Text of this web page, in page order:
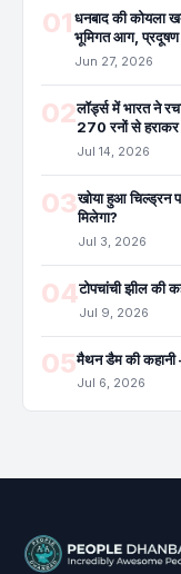
01 धनबाद की कोयला
भूमिगत आग, प्रदूषण
Jun 27, 2026
02लॉर्ड्स में भारत ने
270 रनों से हराकर
Jul 14, 2026
03खोया हुआ चिल्ड्रन
मिलेगा?
Jul 3, 2026
04टोपचांची झील की
Jul 9, 2026
05मैथन डैम की कहानी
Jul 6, 2026